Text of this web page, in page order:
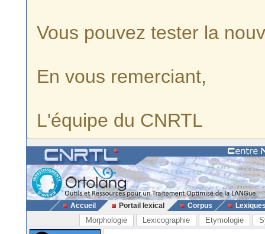
Vous pouvez tester la
En vous remerciant,
L'équipe du CNRTL
Accueil Portail lexical Corpus
Morphologie Lexicographie Etymologie